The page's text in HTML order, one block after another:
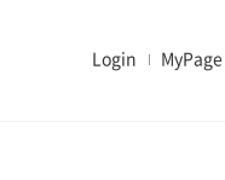
Login MyPage